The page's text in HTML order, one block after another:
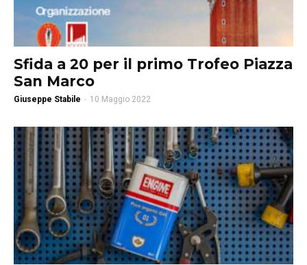
Sfida a 20 per il primo Trofeo Piazza
San Marco
Giuseppe Stabile - 10 Maggio 2022